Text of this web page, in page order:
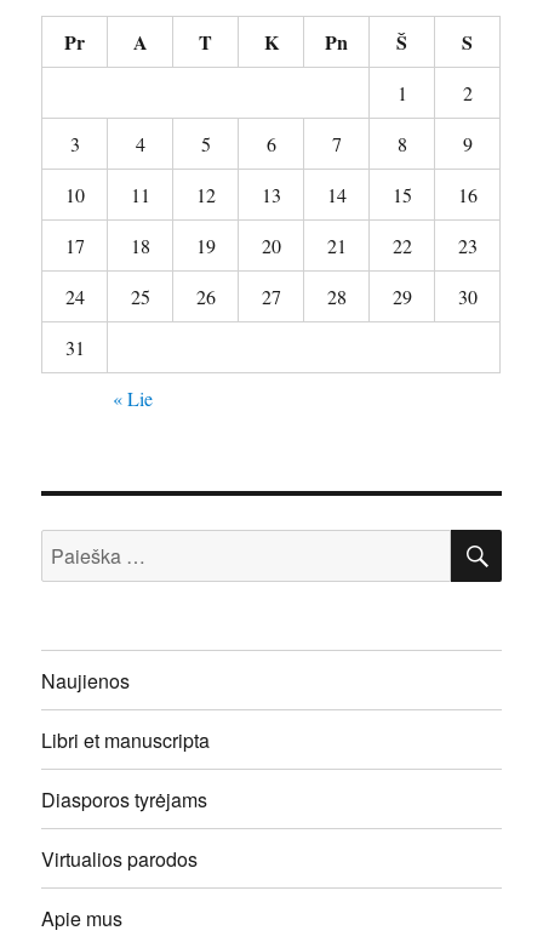
Pr A T K Pn Š S
1
2
3
4 5 6 7 8
9
10
11 12 13 14 15
16
17
18 19 20 21 22
23
24
25 26 27 28 29
30
31
« Lie
Ieškoti:
Naujienos
Libri et manuscripta
Diasporos tyrėjams
Virtualios parodos
Apie mus